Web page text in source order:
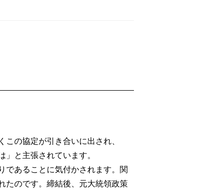
の協定が引き合いに出され、
」と主張されています。
あることに気付かされます。関
たのです。締結後、元大統領政策